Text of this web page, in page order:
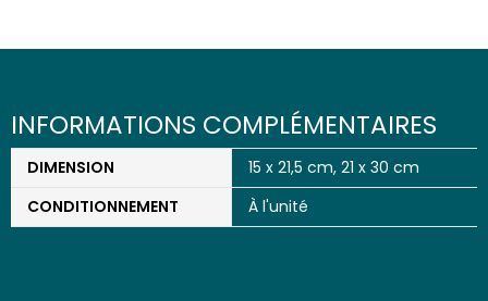
INFORMATIONS COMPLÉMENTAIRES
DIMENSION
15 x 21,5 cm, 21 x 30 cm
CONDITIONNEMENT
À l'unité